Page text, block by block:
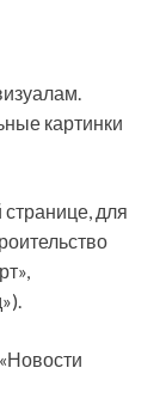
картинки
для